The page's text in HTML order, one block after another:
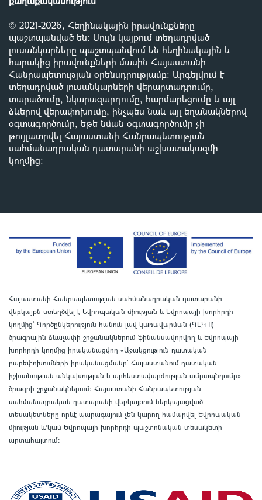
© 2021-2026, Հեղինակային իրավունքները
պաշտպանված են: Սույն կայքում տեղադրված
լուսանկարները պաշտպանվում են հեղինակային և
հարակից իրավունքների մասին Հայաստանի
Հանրապետության օրենսդրությամբ: Արգելվում է
տեղադրված լուսանկարների վերարտադրումը,
տարածումը, նկարազարդումը, հարմարեցումը և այլ
ձևերով վերափոխումը, ինչպես նաև այլ եղանակներով
օգտագործումը, եթե նման օգտագործումը չի
թույլատրվել Հայաստանի Հանրապետության
սահմանադրական դատարանի աշխատակազմի
կողմից:
Հայաստանի Հանրապետության սահմանադրական դատարանի
վեբկայքն ստեղծվել է Եվրոպական միության և Եվրոպայի խորհրդի
կողմից՝ Գործընկերություն հանուն լավ կառավարման (ԳԼԿ II)
ծրագրային ձևաչափի շրջանակներում ֆինանսավորվող և Եվրոպայի
խորհրդի կողմից իրականացվող «Աջակցություն դատական
բարեփոխումների իրականացմանը` Հայաստանում դատական
իշխանության անկախության և արհեստավարժության ամրապնդումը»
ծրագրի շրջանակներում: Հայաստանի Հանրապետության
սահմանադրական դատարանի վեբկայքում ներկայացված
տեսակետները որևէ պարագայում չեն կարող համարվել Եվրոպական
միության և/կամ Եվրոպայի խորհրդի պաշտոնական տեսակետի
արտահայտում: